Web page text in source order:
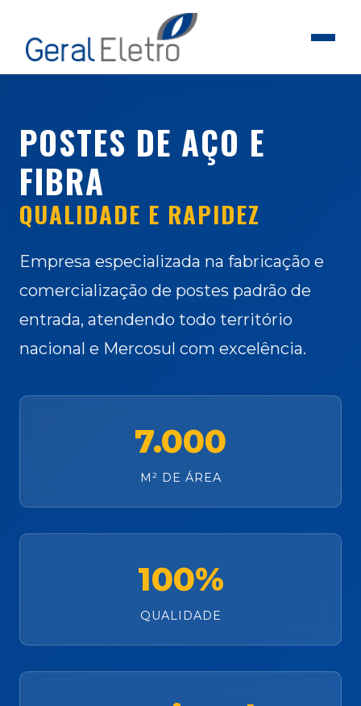
POSTES DE AÇO E
FIBRA
QUALIDADE E RAPIDEZ
Empresa especializada na fabricação e
comercialização de postes padrão de
entrada, atendendo todo território
nacional e Mercosul com excelência.
7.000
M² DE ÁREA
100%
QUALIDADE